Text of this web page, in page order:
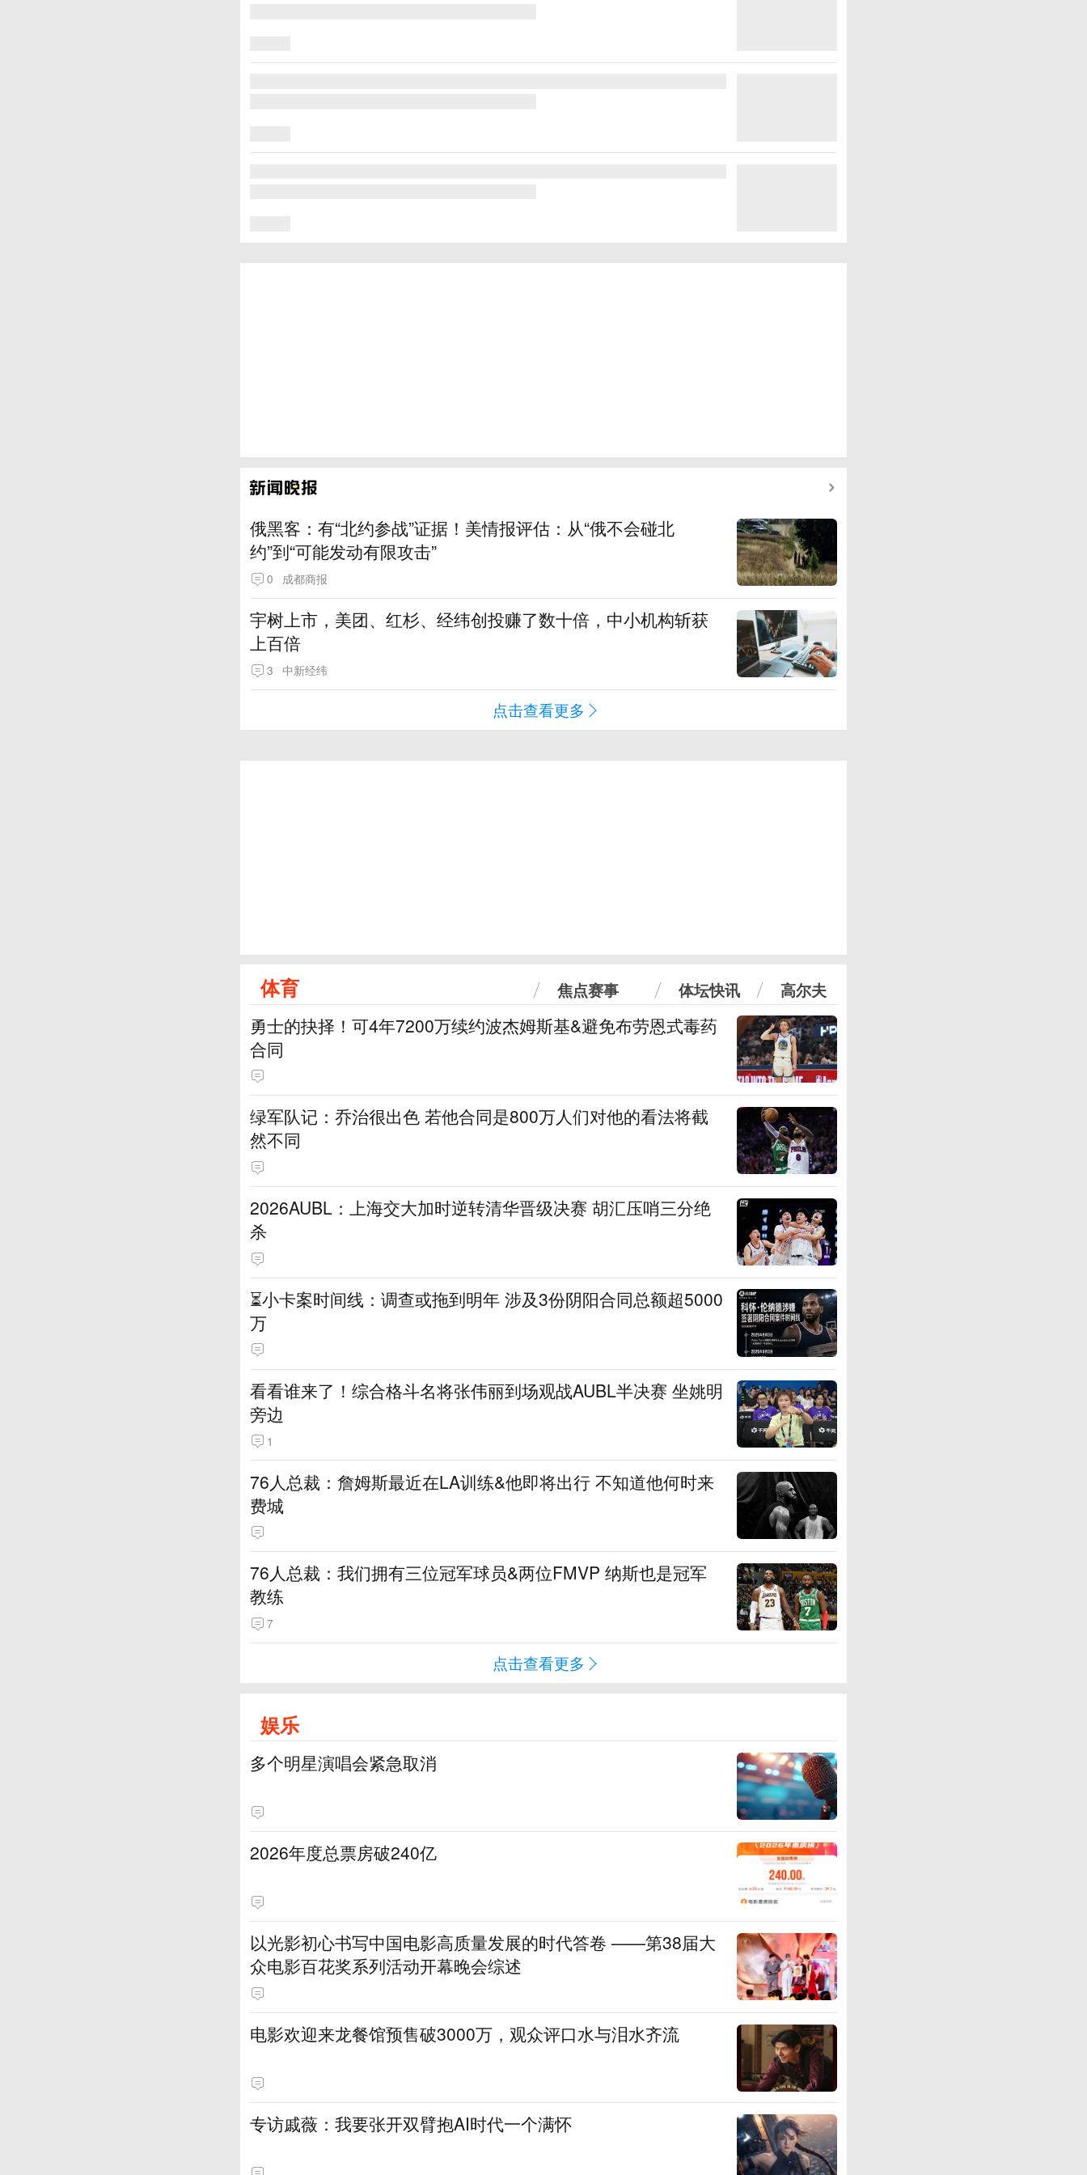
俄黑客：有“北约参战”证据！美情报评估：从“俄不会碰北
约”到“可能发动有限攻击”
0 成都商报
宇树上市，美团、红杉、经纬创投赚了数十倍，中小机构斩获
上百倍
3 中新经纬
点击查看更多
体育 焦点赛事 体坛快讯 高尔夫
勇士的抉择！可4年7200万续约波杰姆斯基&避免布劳恩式毒药
合同
绿军队记：乔治很出色 若他合同是800万人们对他的看法将截
然不同
2026AUBL：上海交大加时逆转清华晋级决赛 胡汇压哨三分绝
杀
⏳️小卡案时间线：调查或拖到明年 涉及3份阴阳合同总额超5000
万
看看谁来了！综合格斗名将张伟丽到场观战AUBL半决赛 坐姚明
旁边
1
76人总裁：詹姆斯最近在LA训练&他即将出行 不知道他何时来
费城
76人总裁：我们拥有三位冠军球员&两位FMVP 纳斯也是冠军
教练
7
点击查看更多
娱乐
多个明星演唱会紧急取消
2026年度总票房破240亿
以光影初心书写中国电影高质量发展的时代答卷 ——第38届大
众电影百花奖系列活动开幕晚会综述
电影欢迎来龙餐馆预售破3000万，观众评口水与泪水齐流
专访戚薇：我要张开双臂抱AI时代一个满怀